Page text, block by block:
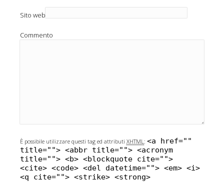
Sito web
Commento
È possibile utilizzare questi tag ed attributi XHTML : <a href=""
title=""> <abbr title=""> <acronym
title=""> <b> <blockquote cite="">
<cite> <code> <del datetime=""> <em> <i>
<q cite=""> <strike> <strong>